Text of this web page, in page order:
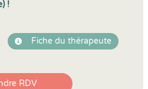
!
Fiche du thérapeute
RDV